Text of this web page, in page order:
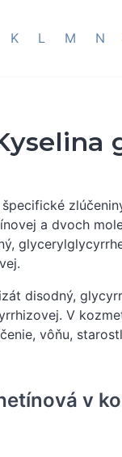
K L M N
a dvoch
disodný,
V
vôňu,
v